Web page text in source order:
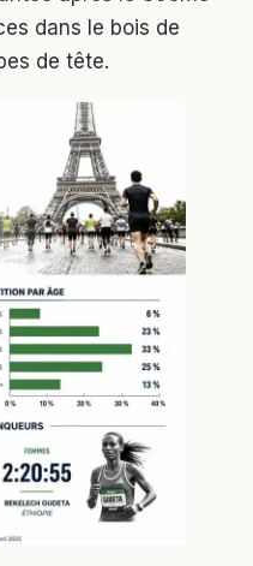
dans le bois de
de tête.